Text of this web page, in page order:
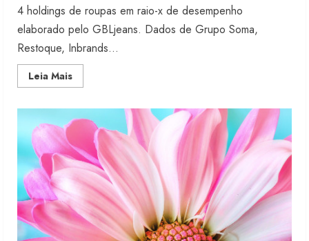
4 holdings de roupas em raio-x de desempenho
elaborado pelo GBLjeans. Dados de Grupo Soma,
Restoque, Inbrands...
Leia MaisRead
more
de
holdings
de
roupas